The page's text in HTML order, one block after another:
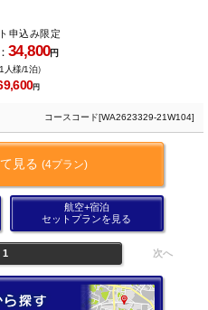
申込み限定
34,800円
人様/1泊）
円
コースコード[WA2623329-21W104]
見る (4プラン)
航空+宿泊
セットプランを見る
1 次へ